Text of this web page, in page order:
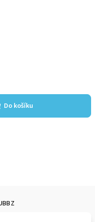
Do košíku